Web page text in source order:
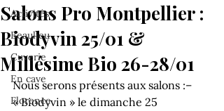
Activités
Beaulieu
Cuverie
En cave
Florence
Salons Pro Montpellier :
Biodyvin 25/01 &
Millésime Bio 26-28/01
Nous serons présents aux salons :–
« Biodyvin » le dimanche 25